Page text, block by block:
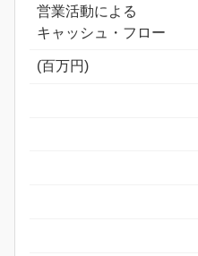
営業活動による
キャッシュ・フロー
(百万円)